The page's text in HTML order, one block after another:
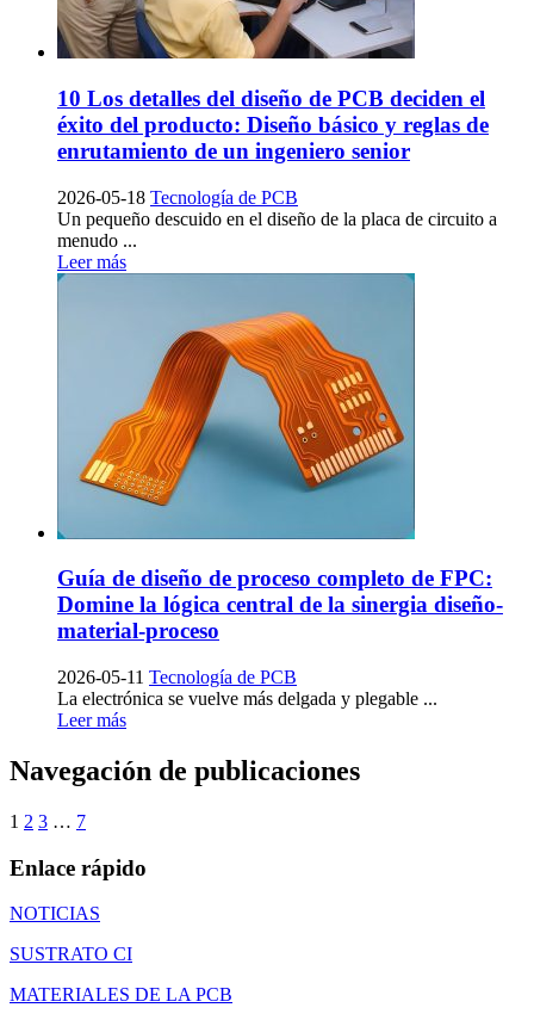
10 Los detalles del diseño de PCB deciden el
éxito del producto: Diseño básico y reglas de
enrutamiento de un ingeniero senior
2026-05-18 Tecnología de PCB
Un pequeño descuido en el diseño de la placa de circuito a
menudo ...
Leer más
Guía de diseño de proceso completo de FPC:
Domine la lógica central de la sinergia diseño-
material-proceso
2026-05-11 Tecnología de PCB
La electrónica se vuelve más delgada y plegable ...
Leer más
Navegación de publicaciones
1 2 3 … 7
Enlace rápido
NOTICIAS
SUSTRATO CI
MATERIALES DE LA PCB